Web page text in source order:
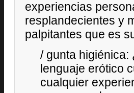
experiencias
resplandecientes y
palpitantes que es
/ gunta higiénica:
lenguaje erótico
cualquier